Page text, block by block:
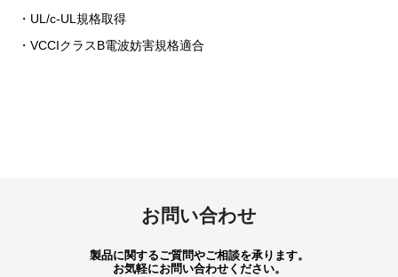
・UL/c-UL規格取得
・VCCIクラスB電波妨害規格適合
お問い合わせ
製品に関するご質問やご相談を承ります。
お気軽にお問い合わせください。